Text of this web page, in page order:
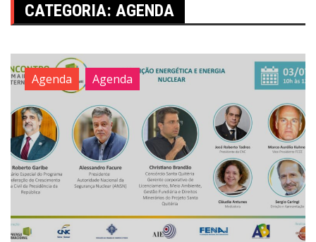
CATEGORIA: AGENDA
Agenda Agenda